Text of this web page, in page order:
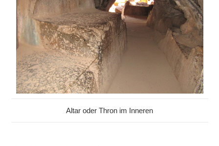
Altar oder Thron im Inneren